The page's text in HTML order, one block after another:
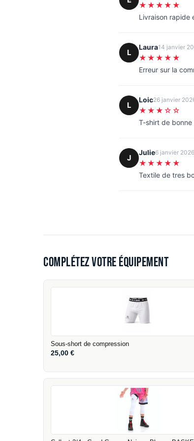
★★★★★
Livraison rapide
L
Laura14 janvier
★★★★★
Erreur sur la
L
Loic26 janvier
★★★☆☆
T-shirt de
J
Julie6 janvier 2026
★★★★★
Textile de tres
Complétez votre équipement
Sous-short de compression
25,00€